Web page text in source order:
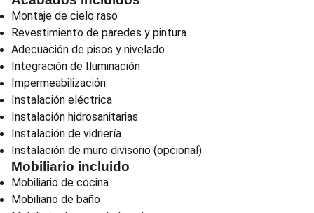
Montaje de cielo raso
Revestimiento de paredes y pintura
Adecuación de pisos y nivelado
Integración de Iluminación
Impermeabilización
Instalación eléctrica
Instalación hidrosanitarias
Instalación de vidriería
Instalación de muro divisorio (opcional)
Mobiliario incluido
Mobiliario de cocina
Mobiliario de baño